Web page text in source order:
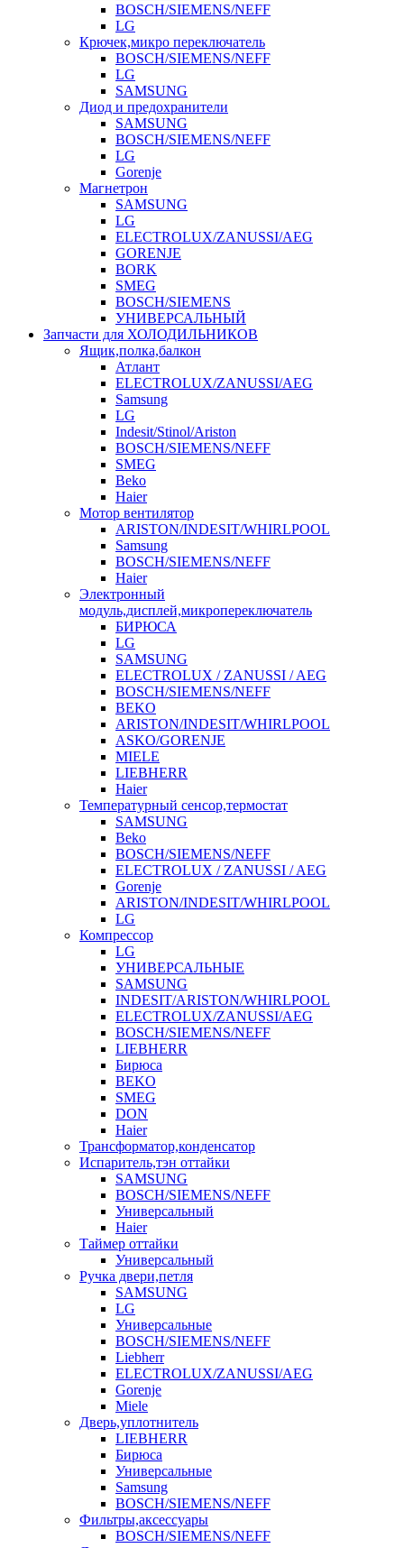
BOSCH/SIEMENS/NEFF
LG
Крючек,микро переключатель
BOSCH/SIEMENS/NEFF
LG
SAMSUNG
Диод и предохранители
SAMSUNG
BOSCH/SIEMENS/NEFF
LG
Gorenje
Магнетрон
SAMSUNG
LG
ELECTROLUX/ZANUSSI/AEG
GORENJE
BORK
SMEG
BOSCH/SIEMENS
УНИВЕРСАЛЬНЫЙ
Запчасти для ХОЛОДИЛЬНИКОВ
Ящик,полка,балкон
Атлант
ELECTROLUX/ZANUSSI/AEG
Samsung
LG
Indesit/Stinol/Ariston
BOSCH/SIEMENS/NEFF
SMEG
Beko
Haier
Мотор вентилятор
ARISTON/INDESIT/WHIRLPOOL
Samsung
BOSCH/SIEMENS/NEFF
Haier
Электронный
модуль,дисплей,микропереключатель
БИРЮСА
LG
SAMSUNG
ELECTROLUX / ZANUSSI / AEG
BOSCH/SIEMENS/NEFF
BEKO
ARISTON/INDESIT/WHIRLPOOL
ASKO/GORENJE
MIELE
LIEBHERR
Haier
Температурный сенсор,термостат
SAMSUNG
Beko
BOSCH/SIEMENS/NEFF
ELECTROLUX / ZANUSSI / AEG
Gorenje
ARISTON/INDESIT/WHIRLPOOL
LG
Компрессор
LG
УНИВЕРСАЛЬНЫЕ
SAMSUNG
INDESIT/ARISTON/WHIRLPOOL
ELECTROLUX/ZANUSSI/AEG
BOSCH/SIEMENS/NEFF
LIEBHERR
Бирюса
BEKO
SMEG
DON
Haier
Трансформатор,конденсатор
Испаритель,тэн оттайки
SAMSUNG
BOSCH/SIEMENS/NEFF
Универсальный
Haier
Таймер оттайки
Универсальный
Ручка двери,петля
SAMSUNG
LG
Универсальные
BOSCH/SIEMENS/NEFF
Liebherr
ELECTROLUX/ZANUSSI/AEG
Gorenje
Miele
Дверь,уплотнитель
LIEBHERR
Бирюса
Универсальные
Samsung
BOSCH/SIEMENS/NEFF
Фильтры,аксессуары
BOSCH/SIEMENS/NEFF